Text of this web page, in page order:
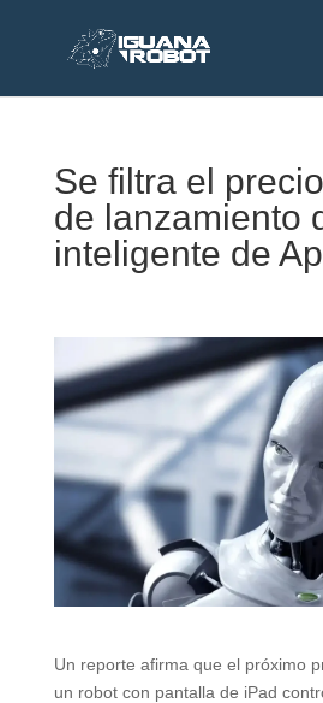
Se filtra el
de lanzamiento
inteligente de
Un reporte afirma que el próximo
un robot con pantalla de iPad